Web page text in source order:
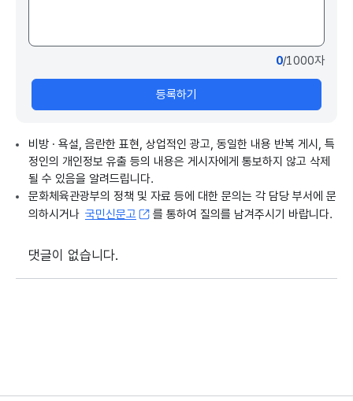
0/1000자
등록하기
비방 · 욕설, 음란한 표현, 상업적인 광고, 동일한 내용 반복 게시, 특
정인의 개인정보 유출 등의 내용은 게시자에게 통보하지 않고 삭제
될 수 있음을 알려드립니다.
문화체육관광부의 정책 및 자료 등에 대한 문의는 각 담당 부서에 문
의하시거나 국민신문고 를 통하여 질의를 남겨주시기 바랍니다.
댓글이 없습니다.